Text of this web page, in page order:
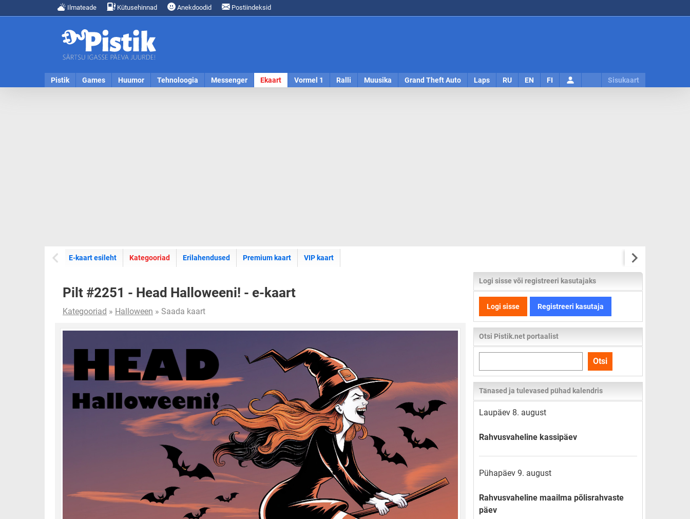
Ilmateade Kütusehinnad Anekdoodid Postiindeksid
Pistik Games Huumor Tehnoloogia Messenger Ekaart Vormel 1 Ralli Muusika Grand Theft Auto Laps RU EN FI Sisukaart
E-kaart esileht E-kaartide
Kategooriad Erilahendused Premium kaart VIP kaart
Pilt #2251 - Head Halloweeni! - e-kaart
Kategooriad » Halloween » Saada kaart
Logi sisse või registreeri kasutajaks
Logi sisse Registreeri kasutaja
Otsi Pistik.net portaalist
kogu
lehelt
Otsi
Tänased ja tulevased pühad kalendris
Laupäev 8. august
Rahvusvaheline kassipäev
Pühapäev 9. august
Rahvusvaheline maailma põlisrahvaste
päev